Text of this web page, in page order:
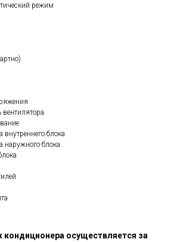
режим
внутреннего блока
наружного блока
осуществляется за